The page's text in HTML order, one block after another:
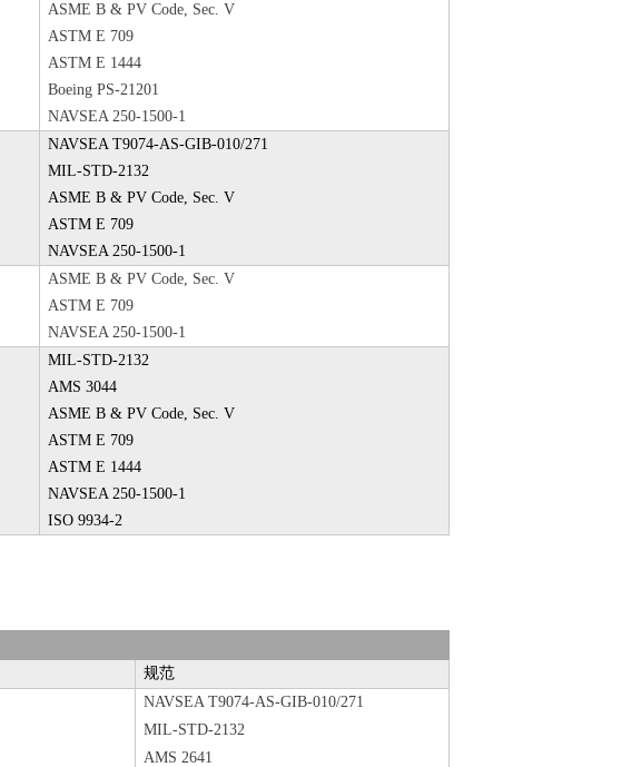
ASME B & PV Code, Sec. V
ASTM E 709
ASTM E 1444
Boeing PS-21201
NAVSEA 250-1500-1
NAVSEA T9074-AS-GIB-010/271
MIL-STD-2132
ASME B & PV Code, Sec. V
ASTM E 709
NAVSEA 250-1500-1
ASME B & PV Code, Sec. V
ASTM E 709
NAVSEA 250-1500-1
MIL-STD-2132
AMS 3044
ASME B & PV Code, Sec. V
ASTM E 709
ASTM E 1444
NAVSEA 250-1500-1
ISO 9934-2
规范
NAVSEA T9074-AS-GIB-010/271
MIL-STD-2132
AMS 2641